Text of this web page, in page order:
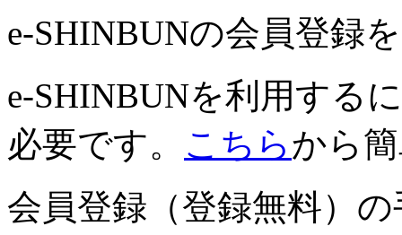
e-SHINBUNの会員登録
e-SHINBUNを利用する
必要です。 こちらから
会員登録（登録無料）